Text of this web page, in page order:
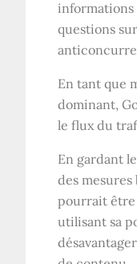
informations
questions
En tant que
dominant,
le flux du
En gardant
des mesures
pourrait être
utilisant sa